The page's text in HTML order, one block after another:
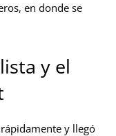
en donde se
y el
y llegó